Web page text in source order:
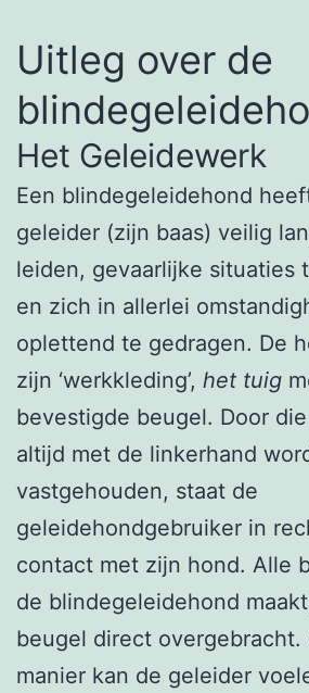
Uitleg over de
Het Geleidewerk
Een blindegeleidehond
geleider (zijn baas) veilig
leiden, gevaarlijke situaties
en zich in allerlei
oplettend te gedragen. De
zijn ‘werkkleding’, het tuig
bevestigde beugel. Door die
altijd met de linkerhand
vastgehouden, staat de
geleidehondgebruiker in
contact met zijn hond. Alle
de blindegeleidehond
beugel direct overgebracht.
manier kan de geleider